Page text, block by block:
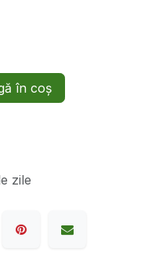
în coș
zile